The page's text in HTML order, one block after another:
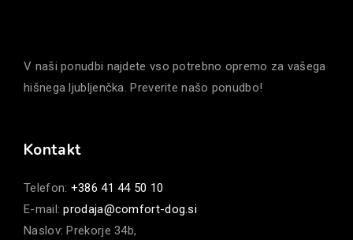
V naši ponudbi najdete vso potrebno opremo za vašega
hišnega ljubljenčka. Preverite našo ponudbo!
Kontakt
Telefon: +386 41 44 50 10
E-mail:prodaja@comfort-dog.si
Naslov: Prekorje 34b,